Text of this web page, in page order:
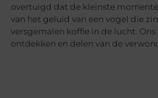
overtuigd dat de kleinste
van het geluid van een vogel die
versgemalen koffie in de lucht.
ontdekken en delen van de